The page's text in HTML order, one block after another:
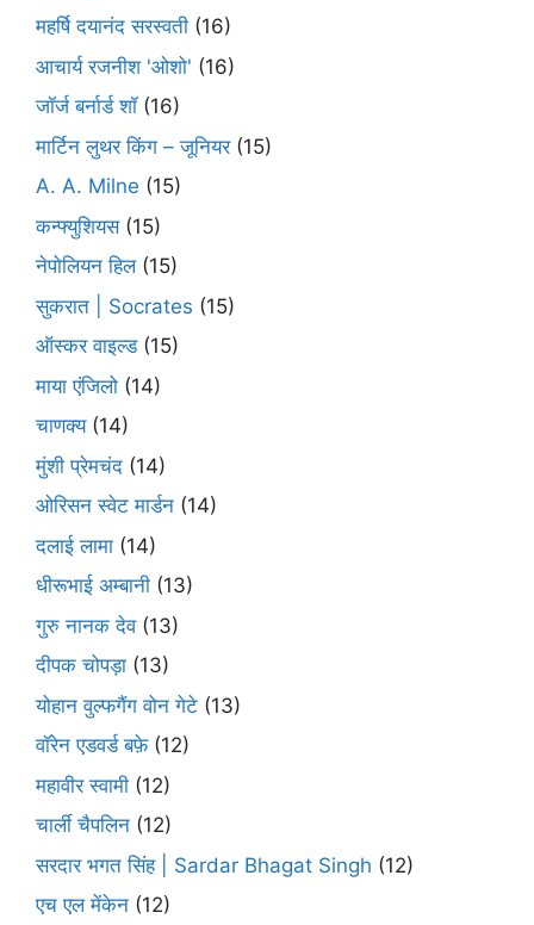
महर्षि दयानंद सरस्वती (16)
आचार्य रजनीश 'ओशो' (16)
जॉर्ज बर्नार्ड शॉ(16)
मार्टिन लुथर किंग – जूनियर(15)
A. A. Milne (15)
कन्फ्युशियस(15)
नेपोलियन हिल(15)
सुकरात | Socrates (15)
ऑस्कर वाइल्ड(15)
माया एंजिलो (14)
चाणक्य(14)
मुंशी प्रेमचंद (14)
ओरिसन स्‍वेट मार्डन (14)
दलाई लामा (14)
धीरूभाई अम्बानी (13)
गुरु नानक देव(13)
दीपक चोपड़ा (13)
योहान वुल्फगैंग वोन गेटे (13)
वॉरेन एडवर्ड बफ़े(12)
महावीर स्वामी (12)
चार्ली चैपलिन (12)
सरदार भगत सिंह | Sardar Bhagat Singh (12)
एच एल मेंकेन (12)